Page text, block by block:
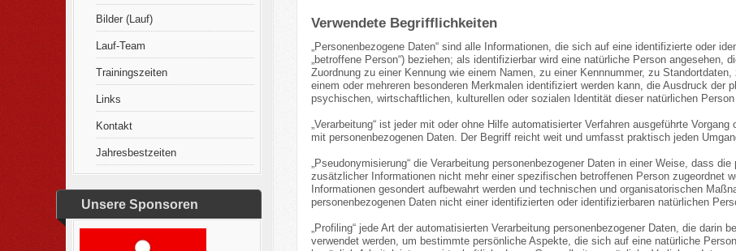
Bilder (Lauf)
Lauf-Team
Trainingszeiten
Links
Kontakt
Jahresbestzeiten
Unsere Sponsoren
Verwendete Begrifflichkeiten
„Personenbezogene Daten“ sind alle Informationen, die sich auf eine identifizierte oder
„betroffene Person“) beziehen; als identifizierbar wird eine natürliche Person angesehen,
Zuordnung zu einer Kennung wie einem Namen, zu einer Kennnummer, zu
einem oder mehreren besonderen Merkmalen identifiziert werden kann, die Ausdruck der
psychischen, wirtschaftlichen, kulturellen oder sozialen Identität dieser natürlichen
„Verarbeitung“ ist jeder mit oder ohne Hilfe automatisierter Verfahren ausgeführte
mit personenbezogenen Daten. Der Begriff reicht weit und umfasst praktisch jeden
„Pseudonymisierung“ die Verarbeitung personenbezogener Daten in einer Weise, dass
zusätzlicher Informationen nicht mehr einer spezifischen betroffenen Person zugeordnet
Informationen gesondert aufbewahrt werden und technischen und organisatorischen
personenbezogenen Daten nicht einer identifizierten oder identifizierbaren natürlichen
„Profiling“ jede Art der automatisierten Verarbeitung personenbezogener Daten, die darin
verwendet werden, um bestimmte persönliche Aspekte, die sich auf eine natürliche